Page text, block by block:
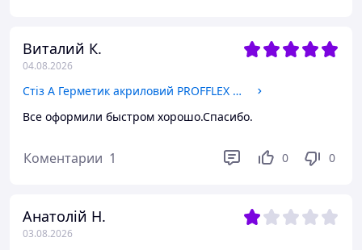
Виталий К.
04.08.2026
Стіз А Герметик акриловий PROFFLEX А 600мл для зовнішнього використання (білий)
Все оформили быстром хорошо.Спасибо.
Коментарии 1 0 0
Анатолій Н.
03.08.2026